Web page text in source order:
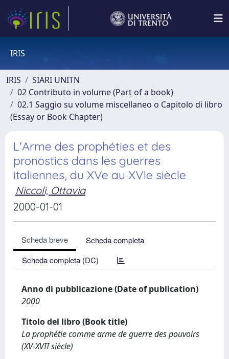
IRIS
IRIS
SIARI UNITN
02 Contributo in volume (Part of a book)
02.1 Saggio su volume miscellaneo o Capitolo di libro
(Essay or Book Chapter)
L'Arme des prophéties et des
pronostics dans les guerres
italiennes, du XVe au XVIe siècle
Niccoli, Ottavia
2000-01-01
Scheda breve
Scheda completa
Scheda completa (DC)
Anno di pubblicazione (Date of publication)
2000
Titolo del libro (Book title)
La prophétie comme arme de guerre des pouvoirs
(XV-XVII siècle)